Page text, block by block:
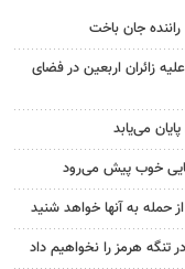
راننده جان باخت
زائران اربعین در فضای
می‌یابد
خوب پیش می‌رود
حمله به آنها خواهد شنید
هرمز را نخواهیم داد